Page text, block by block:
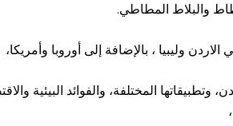
والبلاط المطاطي.
وليبيا ، بالإضافة إلى أوروبا وأمريكا،
المختلفة، والفوائد البيئية